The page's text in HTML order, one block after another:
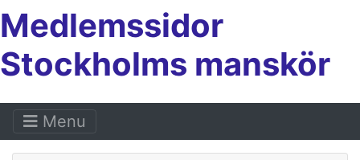
Medlemssidor
Stockholms manskör
Menu